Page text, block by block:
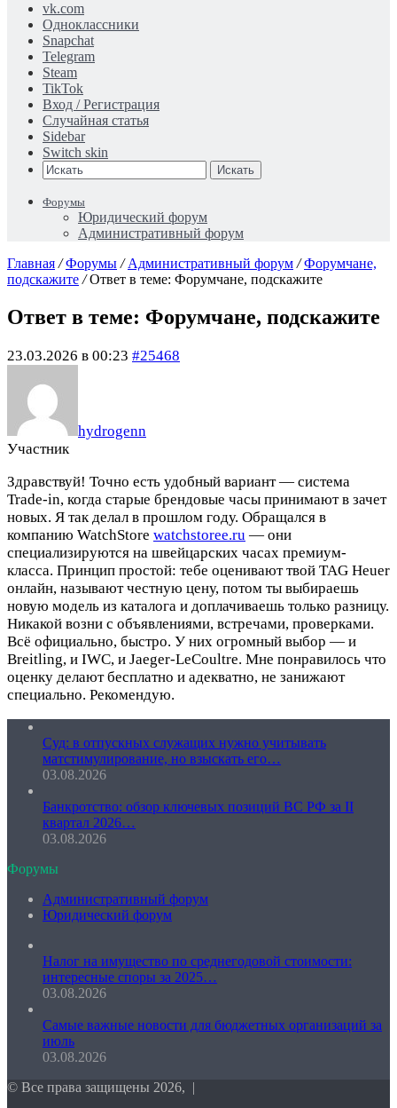
vk.com
Одноклассники
Snapchat
Telegram
Steam
TikTok
Вход / Регистрация
Случайная статья
Sidebar
Switch skin
Искать
Форумы
Юридический форум
Административный форум
Главная / Форумы / Административный форум / Форумчане,
подскажите / Ответ в теме: Форумчане, подскажите
Ответ в теме: Форумчане, подскажите
23.03.2026 в 00:23 #25468
hydrogenn
Участник
Здравствуй! Точно есть удобный вариант — система
Trade-in, когда старые брендовые часы принимают в зачет
новых. Я так делал в прошлом году. Обращался в
компанию WatchStore watchstoree.ru — они
специализируются на швейцарских часах премиум-
класса. Принцип простой: тебе оценивают твой TAG Heuer
онлайн, называют честную цену, потом ты выбираешь
новую модель из каталога и доплачиваешь только разницу.
Никакой возни с объявлениями, встречами, проверками.
Всё официально, быстро. У них огромный выбор — и
Breitling, и IWC, и Jaeger-LeCoultre. Мне понравилось что
оценку делают бесплатно и адекватно, не занижают
специально. Рекомендую.
Суд: в отпускных служащих нужно учитывать
матстимулирование, но взыскать его…
03.08.2026
Банкротство: обзор ключевых позиций ВС РФ за II
квартал 2026…
03.08.2026
Форумы
Административный форум
Юридический форум
Налог на имущество по среднегодовой стоимости:
интересные споры за 2025…
03.08.2026
Самые важные новости для бюджетных организаций за
июль
03.08.2026
© Все права защищены 2026, |